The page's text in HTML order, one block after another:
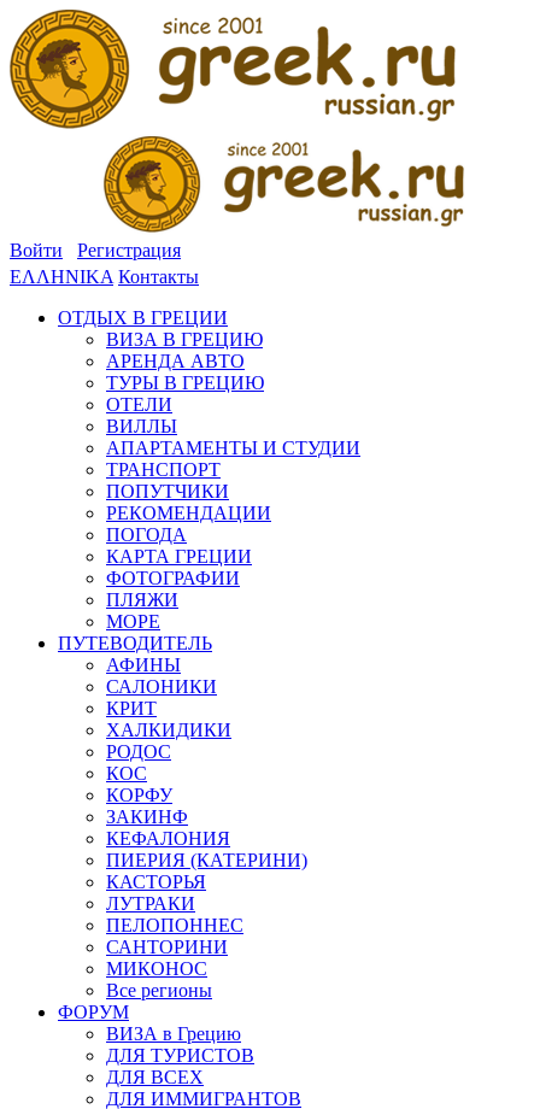
Войти
Регистрация
ΕΛΛΗΝΙΚΑ Контакты
ОТДЫХ В ГРЕЦИИ
ВИЗА В ГРЕЦИЮ
АРЕНДА АВТО
ТУРЫ В ГРЕЦИЮ
ОТЕЛИ
ВИЛЛЫ
АПАРТАМЕНТЫ И СТУДИИ
ТРАНСПОРТ
ПОПУТЧИКИ
РЕКОМЕНДАЦИИ
ПОГОДА
КАРТА ГРЕЦИИ
ФОТОГРАФИИ
ПЛЯЖИ
МОРЕ
ПУТЕВОДИТЕЛЬ
АФИНЫ
САЛОНИКИ
КРИТ
ХАЛКИДИКИ
РОДОС
КОС
КОРФУ
ЗАКИНФ
КЕФАЛОНИЯ
ПИЕРИЯ (КАТЕРИНИ)
КАСТОРЬЯ
ЛУТРАКИ
ПЕЛОПОННЕС
САНТОРИНИ
МИКОНОС
Все регионы
ФОРУМ
ВИЗА в Грецию
ДЛЯ ТУРИСТОВ
ДЛЯ ВСЕХ
ДЛЯ ИММИГРАНТОВ